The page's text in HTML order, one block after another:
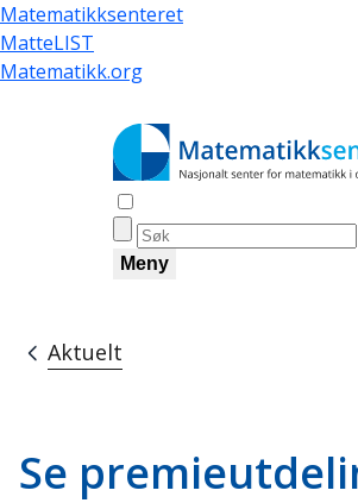
Hopp
til
hovedinnhold
Matematikksenteret
MatteLIST
Matematikk.org
Meny
Navigasjonssti
Aktuelt
Se